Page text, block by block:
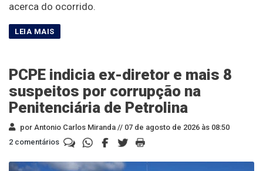
acerca do ocorrido.
PCPE indicia ex-diretor e mais 8
suspeitos por corrupção na
Penitenciária de Petrolina
por Antonio Carlos Miranda // 07 de agosto de 2026 às 08:50
2 comentários